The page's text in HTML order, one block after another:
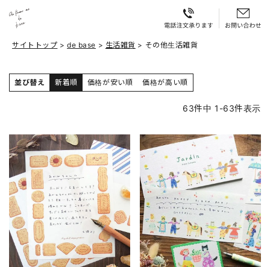
サイトトップ de base 生活雑貨 その他生活雑貨
並び替え 新着順 価格が安い順 価格が高い順
63件中 1 -63件表示